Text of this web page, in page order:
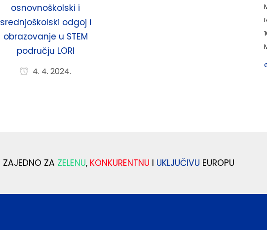
osnovnoškolski i
srednjoškolski odgoj i
obrazovanje u STEM
području LORI
4. 4. 2024.
ZAJEDNO ZA ZELENU, KONKURENTNU I UKLJUČIVU EUROPU